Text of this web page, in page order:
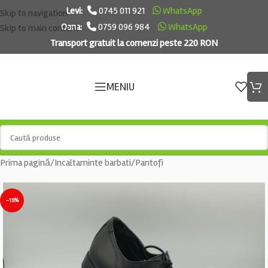
Skip to navigation
Skip to main content
Levi: 0745 011 921
WhatsApp
Oana:
0759 096 984
WhatsApp
Transport gratuit la comenzi peste 220 RON
MENIU
Prima pagină/Incaltaminte barbati/Pantofi
-15%